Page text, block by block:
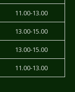
11.00-13.00
13.00-15.00
13.00-15.00
11.00-13.00